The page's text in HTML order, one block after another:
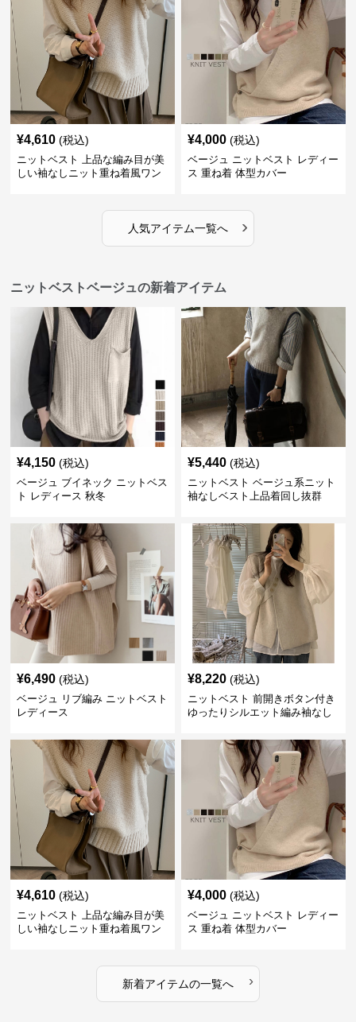
¥4,610 (税込)
ニットベスト 上品な編み目が美
しい袖なしニット重ね着風ワン
¥4,000 (税込)
ベージュ ニットベスト レディー
ス 重ね着 体型カバー
人気アイテム一覧へ ›
ニットベストベージュの新着アイテム
¥4,150 (税込)
ベージュ ブイネック ニットベス
ト レディース 秋冬
¥5,440 (税込)
ニットベスト ベージュ系ニット
袖なしベスト上品着回し抜群
¥6,490 (税込)
ベージュ リブ編み ニットベスト
レディース
¥8,220 (税込)
ニットベスト 前開きボタン付き
ゆったりシルエット編み袖なし
¥4,610 (税込)
ニットベスト 上品な編み目が美
しい袖なしニット重ね着風ワン
¥4,000 (税込)
ベージュ ニットベスト レディー
ス 重ね着 体型カバー
新着アイテムの一覧へ ›